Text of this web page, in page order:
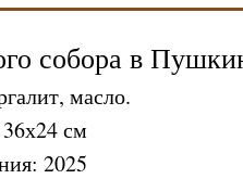
собора в
масло.
см
2025